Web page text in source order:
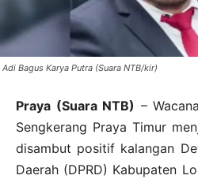
Adi Bagus Karya Putra (Suara NTB/kir)
Praya (Suara NTB) –
Sengkerang Praya Timur
disambut positif kalangan
Daerah (DPRD) Kabupaten